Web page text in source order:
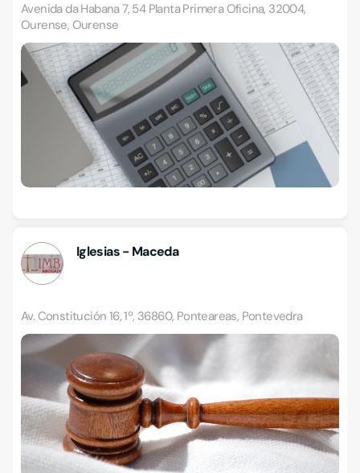
Avenida da Habana 7, 54 Planta Primera Oficina, 32004,
Ourense, Ourense
Iglesias - Maceda
Av. Constitución 16, 1º, 36860, Ponteareas, Pontevedra